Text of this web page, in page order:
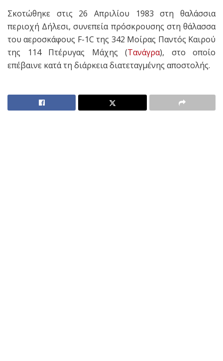
Σκοτώθηκε στις 26 Απριλίου 1983 στη θαλάσσια
περιοχή Δήλεσι, συνεπεία πρόσκρουσης στη θάλασσα
του αεροσκάφους F-1C της 342 Μοίρας Παντός Καιρού
της 114 Πτέρυγας Μάχης (Τανάγρα), στο οποίο
επέβαινε κατά τη διάρκεια διατεταγμένης αποστολής.